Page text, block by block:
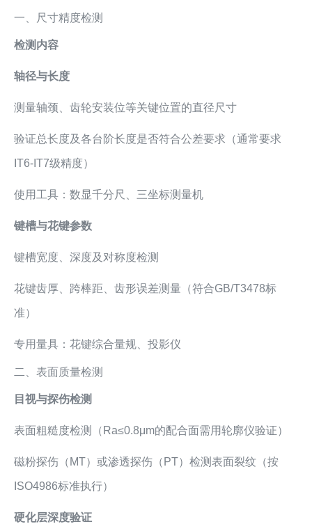
一、尺寸精度检测
检测内容
轴径与长度
测量轴颈、齿轮安装位等关键位置的直径尺寸
验证总长度及各台阶长度是否符合公差要求（通常要求
IT6-IT7级精度）
使用工具：数显千分尺、三坐标测量机
键槽与花键参数
键槽宽度、深度及对称度检测
花键齿厚、跨棒距、齿形误差测量（符合GB/T3478标
准）
专用量具：花键综合量规、投影仪
二、表面质量检测
目视与探伤检测
表面粗糙度检测（Ra≤0.8μm的配合面需用轮廓仪验证）
磁粉探伤（MT）或渗透探伤（PT）检测表面裂纹（按
ISO4986标准执行）
硬化层深度验证